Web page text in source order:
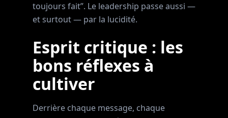
toujours fait”. Le leadership passe aussi —
et surtout — par la lucidité.
Esprit critique : les
bons réflexes à
cultiver
Derrière chaque message, chaque